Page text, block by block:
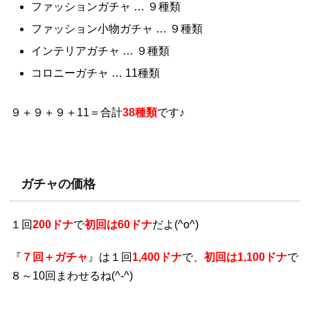
ファッションガチャ … ９種類
ファッション小物ガチャ … ９種類
インテリアガチャ … ９種類
コロニーガチャ … 11種類
９＋９＋９＋11＝合計38種類です♪
ガチャの価格
１回200ドナで初回は60ドナだよ(^o^)
『 ７回＋ガチャ 』は１回 1,400ドナで、 初回は1,100ドナで
８～10回まわせるね(^-^)